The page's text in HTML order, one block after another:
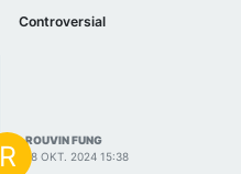
Controversial
R
ROUVIN FUNG
18 OKT. 2024 15:38